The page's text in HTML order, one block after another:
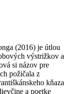
(2016) je útlou
výstrižkov a
si názov pre
požičala z
kňaza
a poetke